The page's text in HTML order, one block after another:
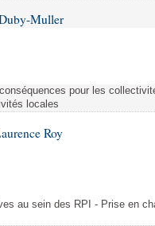
Muller
pour les
locales
Roy
au sein des RPI - Prise en